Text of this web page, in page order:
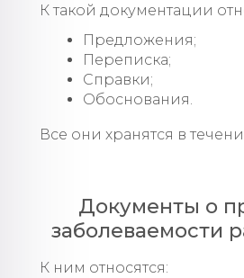
К такой документации
Предложения;
Переписка;
Справки;
Обоснования.
Все они хранятся в
Документы о
заболеваемости
К ним относятся: